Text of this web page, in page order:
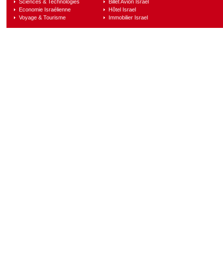
Sciences & Technologies
Economie Israélienne
Voyage & Tourisme
Billet Avion Israel
Hôtel Israel
Immobilier Israel